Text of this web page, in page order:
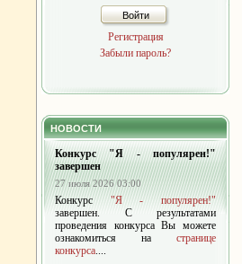
Войти
Регистрация
Забыли пароль?
НОВОСТИ
Конкурс "Я - популярен!"
завершен
27 июля 2026 03:00
Конкурс"Я - популярен!"
завершен. С результатами
проведения конкурса Вы можете
ознакомиться на странице
конкурса....